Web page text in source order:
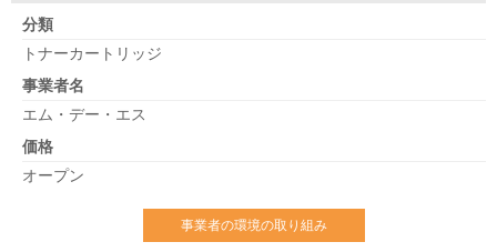
分類
トナーカートリッジ
事業者名
エム・デー・エス
価格
オープン
事業者の環境の取り組み